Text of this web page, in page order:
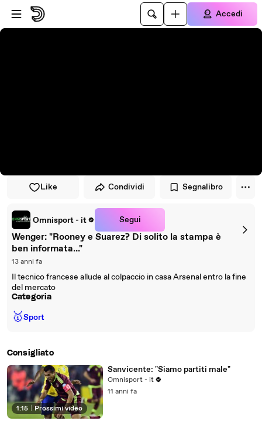
Vai al lettore
Passa al contenuto principale
Accedi
Like Condividi Segnalibro
Omnisport - it Segui
Wenger: "Rooney e Suarez? Di solito la stampa è
ben informata..."
13 anni fa
Il tecnico francese allude al colpaccio in casa Arsenal entro la fine
del mercato
Categoria
🥇Sport
Consigliato
1:15 Prossimi video
Sanvicente: "Siamo partiti male"
Omnisport - it
11 anni fa